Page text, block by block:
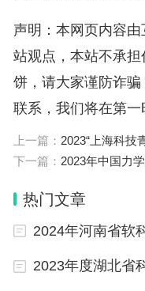
请(模板).doc
声明：本网页内容
站观点，本站不承
饼，请大家谨防诈
联系，我们将在第一
上一篇： 2023“上海科技
下一篇： 2023年中国力
热门文章
2024年河南省软
2023年度湖北省